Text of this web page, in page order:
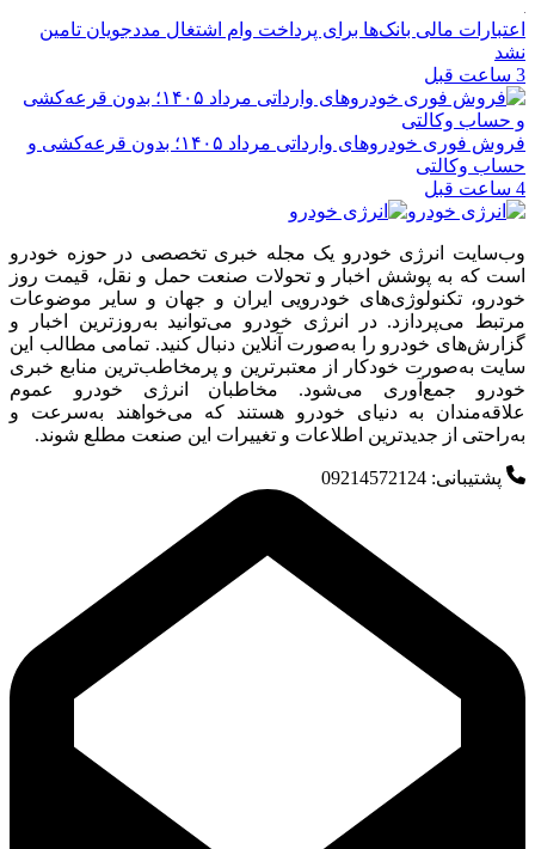
اعتبارات مالی بانک‌ها برای پرداخت وام اشتغال مددجویان تامین
نشد
3 ساعت قبل
فروش فوری خودروهای وارداتی مرداد ۱۴۰۵؛ بدون قرعه‌کشی و
حساب وکالتی
4 ساعت قبل
وب‌سایت انرژی خودرو یک مجله خبری تخصصی در حوزه خودرو
است که به پوشش اخبار و تحولات صنعت حمل و نقل، قیمت روز
خودرو، تکنولوژی‌های خودرویی ایران و جهان و سایر موضوعات
مرتبط می‌پردازد. در انرژی خودرو می‌توانید به‌روزترین اخبار و
گزارش‌های خودرو را به‌صورت آنلاین دنبال کنید. تمامی مطالب این
سایت به‌صورت خودکار از معتبرترین و پرمخاطب‌ترین منابع خبری
خودرو جمع‌آوری می‌شود. مخاطبان انرژی خودرو عموم
علاقه‌مندان به دنیای خودرو هستند که می‌خواهند به‌سرعت و
به‌راحتی از جدیدترین اطلاعات و تغییرات این صنعت مطلع شوند.
پشتیبانی: 09214572124